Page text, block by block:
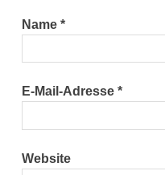
Name*
E-Mail-Adresse*
Website